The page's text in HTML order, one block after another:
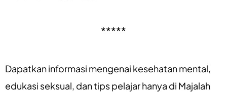
*****
Dapatkan informasi mengenai kesehatan mental
edukasi seksual , dantips pelajarhanya di Majalah